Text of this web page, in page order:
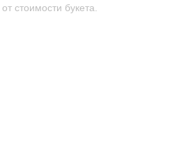
стоимости букета.